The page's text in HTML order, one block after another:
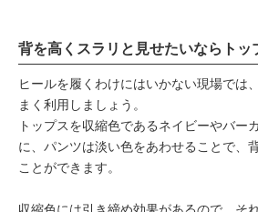
背を高くスラリと見せたいならトッ
ヒールを履くわけにはいかない現場では
まく利用しましょう。
トップスを収縮色であるネイビーやバー
に、パンツは淡い色をあわせることで、
ことができます。